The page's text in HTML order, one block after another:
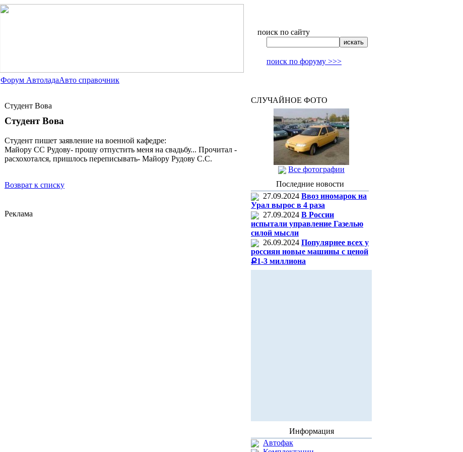
поиск по сайту
поиск по форуму >>>
Форум АвтоладаАвто справочник
Студент Вова
Студент Вова
Студент пишет заявление на военной кафедре:
Майору СС Рудову- прошу отпустить меня на свадьбу... Прочитал -
расхохотался, пришлось переписывать- Майору Рудову С.С.
Возврат к списку
Реклама
СЛУЧАЙНОЕ ФОТО
Все фотографии
Последние новости
27.09.2024 Ввоз иномарок на
Урал вырос в 4 раза
27.09.2024 В России
испытали управление Газелью
силой мысли
26.09.2024 Популярнее всех у
россиян новые машины с ценой
Ք1-3 миллиона
Информация
Автофак